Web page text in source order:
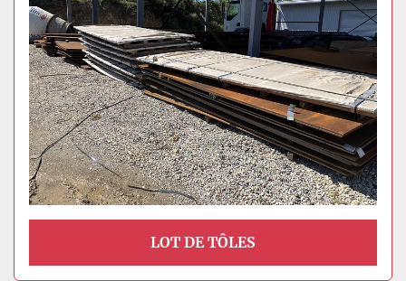
LOT DE TÔLES